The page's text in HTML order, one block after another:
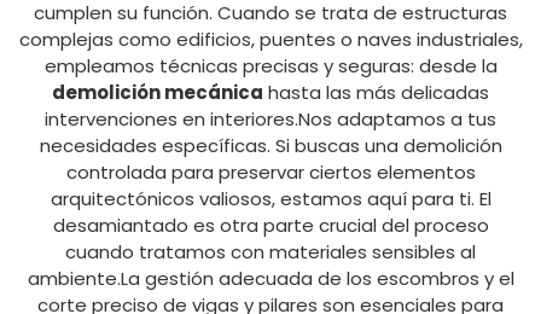
cumplen su función. Cuando se trata de estructuras
complejas como edificios, puentes o naves industriales,
empleamos técnicas precisas y seguras: desde la
demolición mecánica hasta las más delicadas
intervenciones en interiores.Nos adaptamos a tus
necesidades específicas. Si buscas una demolición
controlada para preservar ciertos elementos
arquitectónicos valiosos, estamos aquí para ti. El
desamiantado es otra parte crucial del proceso
cuando tratamos con materiales sensibles al
ambiente.La gestión adecuada de los escombros y el
corte preciso de vigas y pilares son esenciales para